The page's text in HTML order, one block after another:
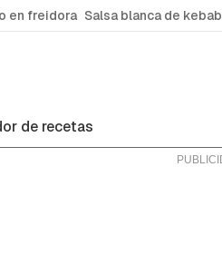
en freidora Salsa blanca de kebab
de recetas